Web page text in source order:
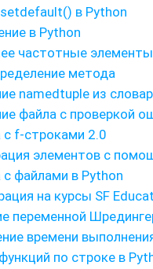
в Python
в Python
частотные
метода
namedtuple из
файла с проверкой
с f-строками 2.0
элементов с
с файлами в Python
на курсы SF
переменной
времени
по строке в